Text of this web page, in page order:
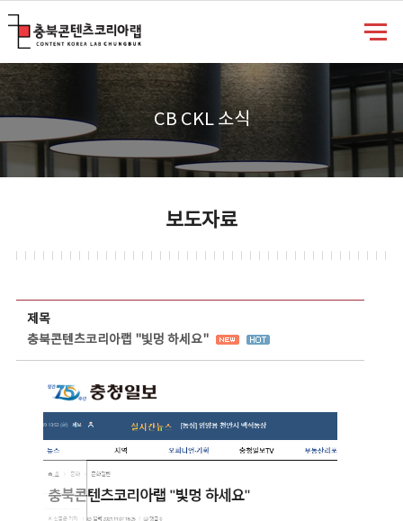
CB CKL 소식
보도자료
제목
충북콘텐츠코리아랩 "빛멍 하세요"